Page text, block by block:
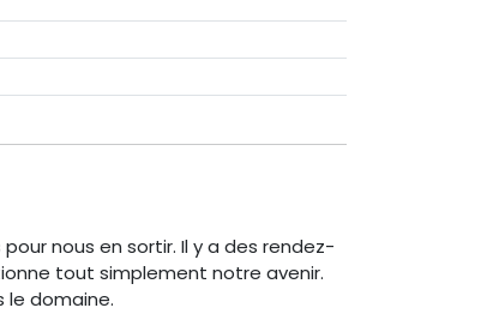
nous en sortir. Il y a des rendez-
tout simplement notre avenir.
le domaine.